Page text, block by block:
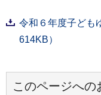
令和６年度子ども
614KB）
このページへの